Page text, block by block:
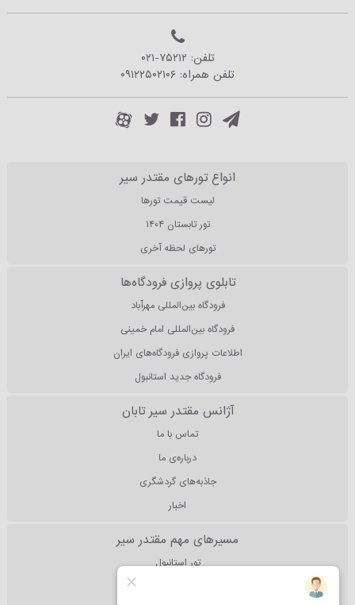
تلفن: ۰۲۱-۷۵۲۱۲
تلفن همراه: ۰۹۱۲۲۵۰۲۱۰۶
انواع تورهای مقتدر سیر
لیست قیمت تورها
تور تابستان ۱۴۰۴
تورهای لحظه آخری
تابلوی پروازی فرودگاه‌ها
فرودگاه بین‌المللی مهرآباد
فرودگاه بین‌المللی امام خمینی
اطلاعات پروازی فرودگاه‌های ایران
فرودگاه جدید استانبول
آژانس مقتدر سیر تابان
تماس با ما
درباره‌ی ما
جاذبه‌های گردشگری
اخبار
مسیرهای مهم مقتدر سیر
تور استانبول